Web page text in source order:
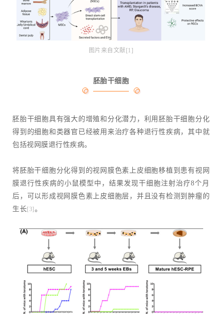
图片来自文献[1]
胚胎干细胞
胚胎干细胞具有强大的增殖和分化潜力，利用胚胎干细胞分化
得到的细胞和类器官已经被用来治疗各种退行性疾病，其中就
包括视网膜退行性疾病。
将胚胎干细胞分化得到的视网膜色素上皮细胞移植到患有视网
膜退行性疾病的小鼠模型中，结果发现干细胞注射治疗8个月
后，可以形成视网膜色素上皮细胞层，并且没有检测到肿瘤的
生长[3] 。